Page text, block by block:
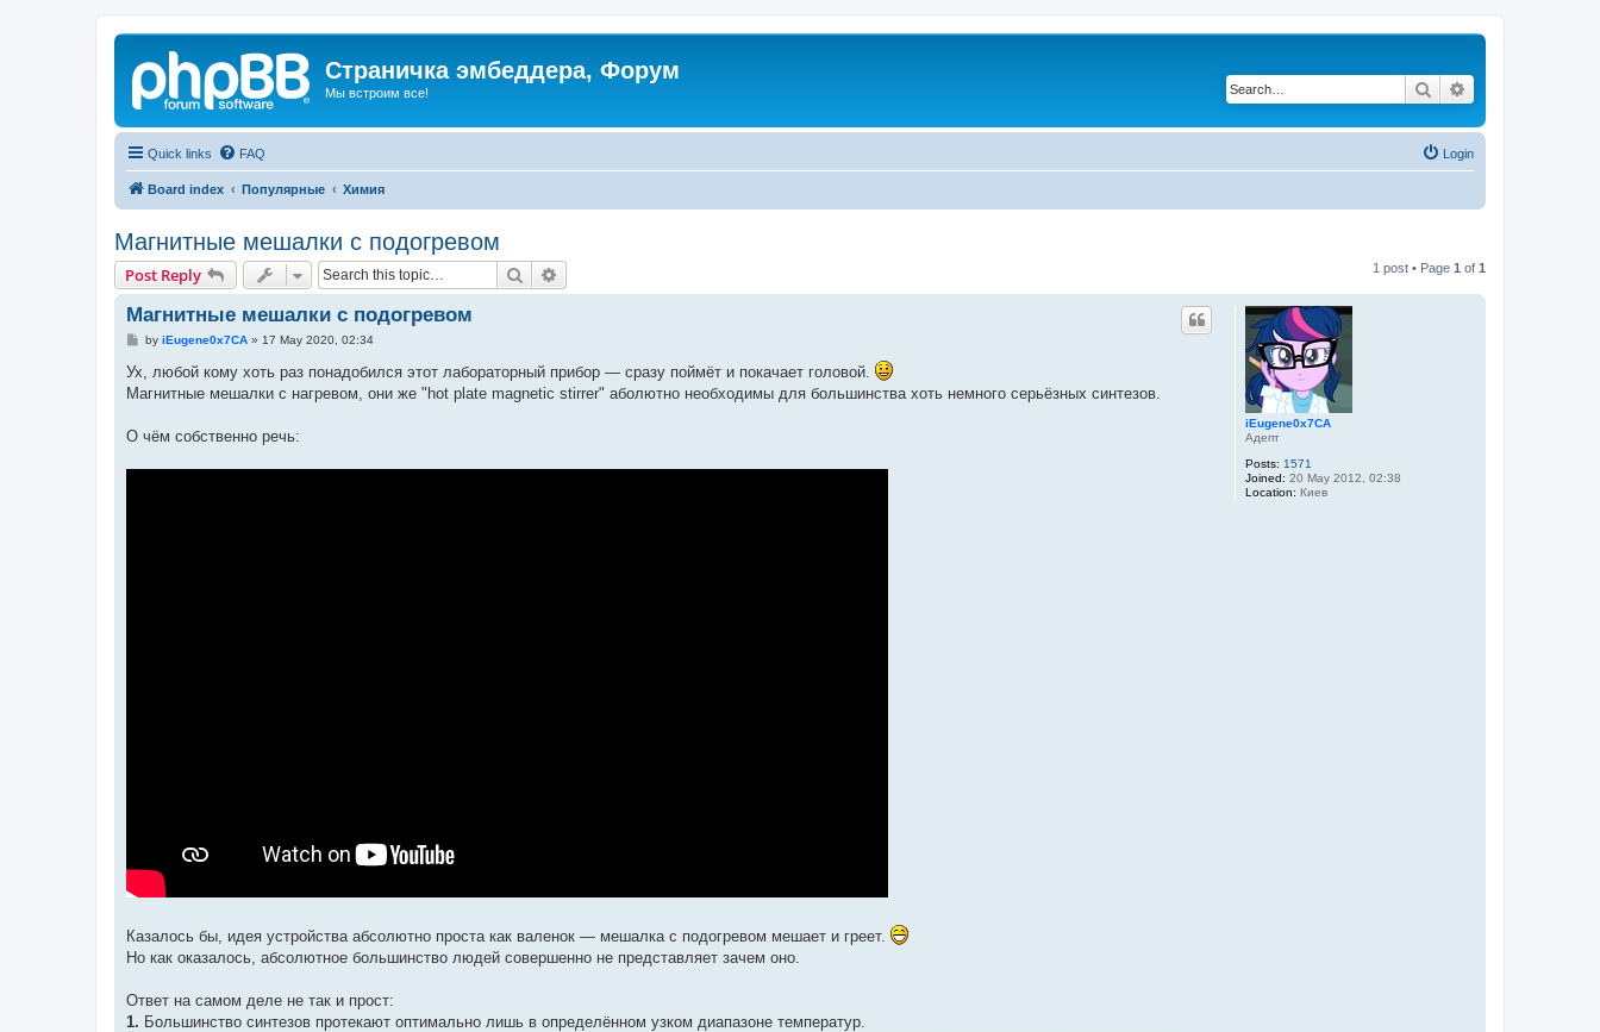
Страничка эмбеддера, Форум
Мы встроим все! Search
Quick links FAQ Login
Board index Популярные Химия
Магнитные мешалки с подогревом
Post Reply Search 1 post • Page 1 of 1
iEugene0x7CA
Адепт
Posts: 1571
Joined: 20 May 2012, 02:38
Location: Киев
Магнитные мешалки с подогревом
P
s
t
by iEugene0x7CA» 17 May 2020, 02:34
Ух, любой кому хоть раз понадобился этот лабораторный прибор — сразу поймёт и покачает головой.
Магнитные мешалки с нагревом, они же "hot plate magnetic stirrer" аболютно необходимы для большинства хоть немного серьёзных синтезов.
О чём собственно речь:
Казалось бы, идея устройства абсолютно проста как валенок — мешалка с подогревом мешает и греет.
Но как оказалось, абсолютное большинство людей совершенно не представляет зачем оно.
Ответ на самом деле не так и прост:
1. Большинство синтезов протекают оптимально лишь в определённом узком диапазоне температур.